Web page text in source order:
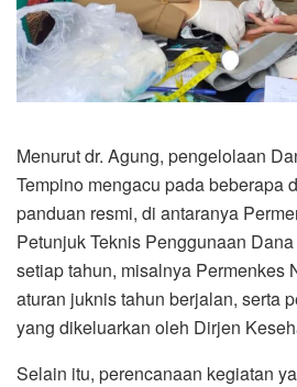
Menurut dr. Agung, pengelolaan
Tempino mengacu pada beberapa
panduan resmi, di antaranya
Petunjuk Teknis Penggunaan
setiap tahun, misalnya Permenkes
aturan juknis tahun berjalan, serta
yang dikeluarkan oleh Dirjen
Selain itu, perencanaan kegiatan